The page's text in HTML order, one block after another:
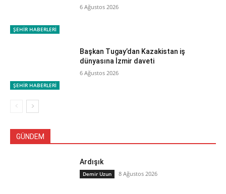
ŞEHİR HABERLERİ
6 Ağustos 2026
ŞEHİR HABERLERİ
Başkan Tugay’dan Kazakistan iş
dünyasına İzmir daveti
6 Ağustos 2026
GÜNDEM
Ardışık
Demir Uzun 8 Ağustos 2026